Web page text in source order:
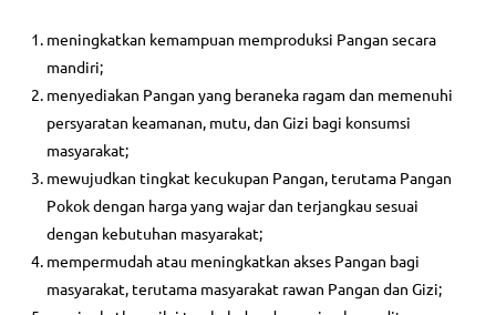
meningkatkan kemampuan memproduksi Pangan secara
mandiri;
menyediakan Pangan yang beraneka ragam dan memenuhi
persyaratan keamanan, mutu, dan Gizi bagi konsumsi
masyarakat;
mewujudkan tingkat kecukupan Pangan, terutama Pangan
Pokok dengan harga yang wajar dan terjangkau sesuai
dengan kebutuhan masyarakat;
mempermudah atau meningkatkan akses Pangan bagi
masyarakat, terutama masyarakat rawan Pangan dan Gizi;